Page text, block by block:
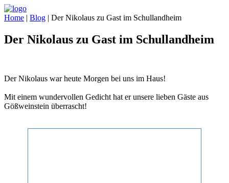
Home | Blog | Der Nikolaus zu Gast im Schullandheim
Der Nikolaus zu Gast im Schullandheim
Der Nikolaus war heute Morgen bei uns im Haus!
Mit einem wundervollen Gedicht hat er unsere lieben Gäste aus
Gößweinstein überrascht!